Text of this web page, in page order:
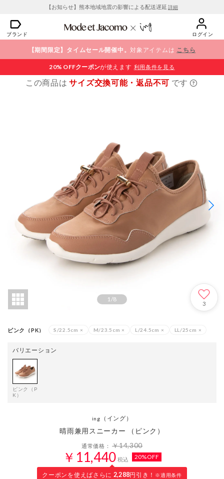
【お知らせ】熊本地域地震の影響による配送遅延 詳細
ブランド ログイン
【期間限定】タイムセール開催中。対象アイテムは こちら
20% OFFクーポンが使えます 利用条件を見る
この商品はサイズ交換可能・返品不可 です
1/8
3
ピンク（PK） S/22.5cm × M/23.5cm × L/24.5cm × LL/25cm ×
バリエーション
ピンク（P
K）
ing （イング）
晴雨兼用スニーカー （ピンク）
通常価格：￥14,300
￥11,440 税込 20%OFF
クーポンを使えばさらに 2,288円引き！ ※適用条件